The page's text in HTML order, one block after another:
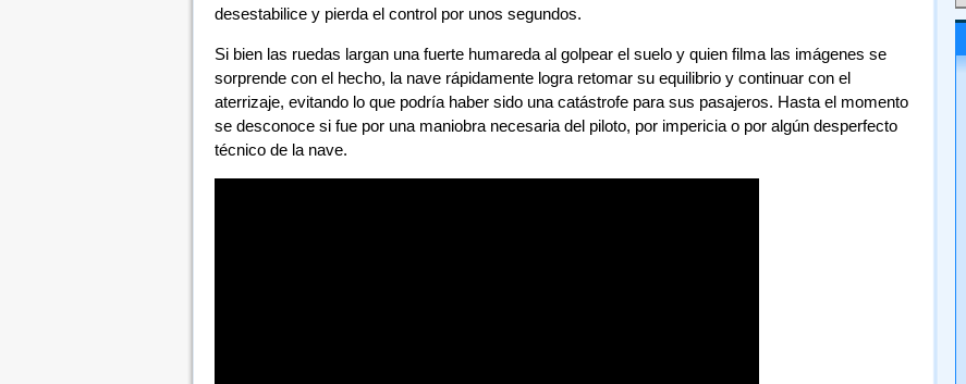
desestabilice y pierda el control por unos segundos.
Si bien las ruedas largan una fuerte humareda al golpear el suelo y quien filma las imágenes se
sorprende con el hecho, la nave rápidamente logra retomar su equilibrio y continuar con el
aterrizaje, evitando lo que podría haber sido una catástrofe para sus pasajeros. Hasta el momento
se desconoce si fue por una maniobra necesaria del piloto, por impericia o por algún desperfecto
técnico de la nave.